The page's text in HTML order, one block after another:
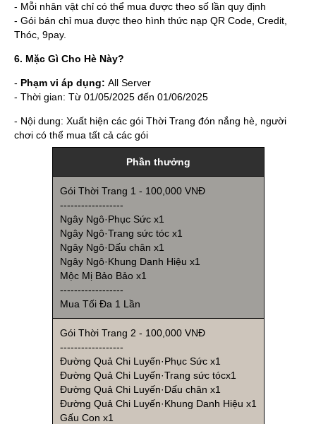
- Mỗi nhân vật chỉ có thể mua được theo số lần quy định
- Gói bán chỉ mua được theo hình thức nạp QR Code, Credit,
Thóc, 9pay.
6. Mặc Gì Cho Hè Này?
- Phạm vi áp dụng: All Server
- Thời gian: Từ 01/05/2025 đến 01/06/2025
- Nội dung: Xuất hiện các gói Thời Trang đón nắng hè, người
chơi có thể mua tất cả các gói
Phần thưởng
Gói Thời Trang 1 - 100,000 VNĐ
------------------
Ngây Ngô·Phục Sức x1
Ngây Ngô·Trang sức tóc x1
Ngây Ngô·Dấu chân x1
Ngây Ngô·Khung Danh Hiệu x1
Mộc Mị Bảo Bảo x1
------------------
Mua Tối Đa 1 Lần
Gói Thời Trang 2 - 100,000 VNĐ
------------------
Đường Quả Chi Luyến·Phục Sức x1
Đường Quả Chi Luyến·Trang sức tócx1
Đường Quả Chi Luyến·Dấu chân x1
Đường Quả Chi Luyến·Khung Danh Hiệu x1
Gấu Con x1